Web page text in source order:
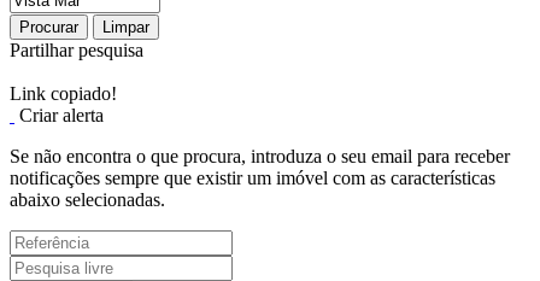
Procurar Limpar
Partilhar pesquisa
Link copiado!
Criar alerta
Se não encontra o que procura, introduza o seu email para receber
notificações sempre que existir um imóvel com as características
abaixo selecionadas.